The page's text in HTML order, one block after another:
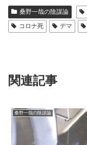
桑野一哉の陰謀論
コロナ死
デマ
関連記事
桑野一哉の陰謀論